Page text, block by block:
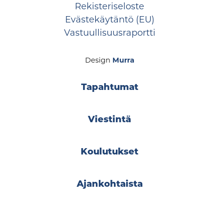
Rekisteriseloste
Evästekäytäntö (EU)
Vastuullisuusraportti
Design Murra
Tapahtumat
Viestintä
Koulutukset
Ajankohtaista